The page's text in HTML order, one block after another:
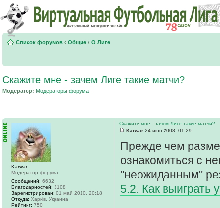
Список форумов ‹ Общие ‹ О Лиге
Скажите мне - зачем Лиге такие матчи?
Модератор: Модераторы форума
Скажите мне - зачем Лиге такие матчи?
Karwar 24 июн 2008, 01:29
Прежде чем
ознакомиться с
"неожиданным"
5.2. Как выиграть
Karwar
Модератор форума
Сообщений: 6632
Благодарностей: 3108
Зарегистрирован: 01 май 2010, 20:18
Откуда: Харків, Украина
Рейтинг: 750